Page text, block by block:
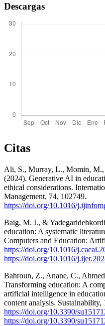
Descargas
Citas
Ali, S., Murray, L., Momin,
(2024). Generative AI in
ethical considerations.
Management, 74, 102749.
https://doi.org/10.1016/
Baig, M. I., &
education: A systematic
Computers and Education:
https://doi.org/10.1016/
https://doi.org/10.1016/
Bahroun, Z., Anane, C.,
Transforming education: A
artificial intelligence in
content analysis. Sustainability,
https://doi.org/10.3390/
https://doi.org/10.3390/